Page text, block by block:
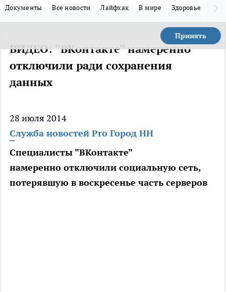
Документы Все новости Лайфхак В мире Здоровье
Принять
ВИДЕО: "ВКонтакте" намеренно
отключили ради сохранения
данных
28 июля 2014
Служба новостей Pro Город НН
Специалисты "ВКонтакте"
намеренно отключили социальную сеть,
потерявшую в воскресенье часть серверов